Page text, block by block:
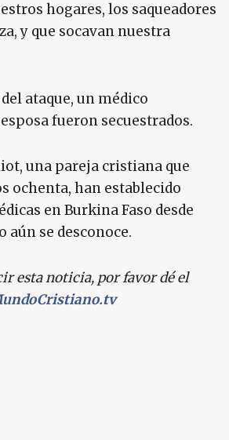
hogares, los saqueadores
y que socavan nuestra
ataque, un médico
fueron secuestrados.
una pareja cristiana que
ochenta, han establecido
en Burkina Faso desde
aún se desconoce.
esta noticia, por favor dé el